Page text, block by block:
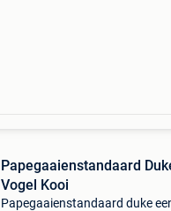
Papegaaienstandaard
Vogel Kooi
Papegaaienstandaard duke